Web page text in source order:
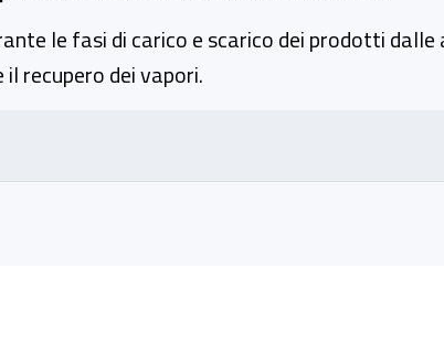
le fasi di carico e scarico dei prodotti dalle
recupero dei vapori.